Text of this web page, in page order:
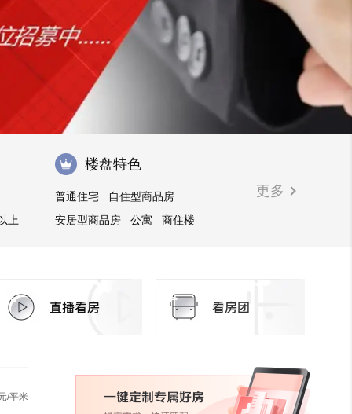
上
楼盘特色
普通住宅
自住型商品房
安居型商品房
公寓
商住楼
更多
/平米